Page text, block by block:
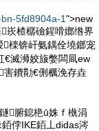
5fd8904a-1">new
崁楂樼礆鍟嗗嫏绺界
檪锛屽氨鍝佺墝鎯宠
€滅浉姣旇嫳闆凬ew
害鐨勩€侀櫔浼存垚
腑鎴栬ū姝ｆ槸涓
侼IKE銆丄didas涔